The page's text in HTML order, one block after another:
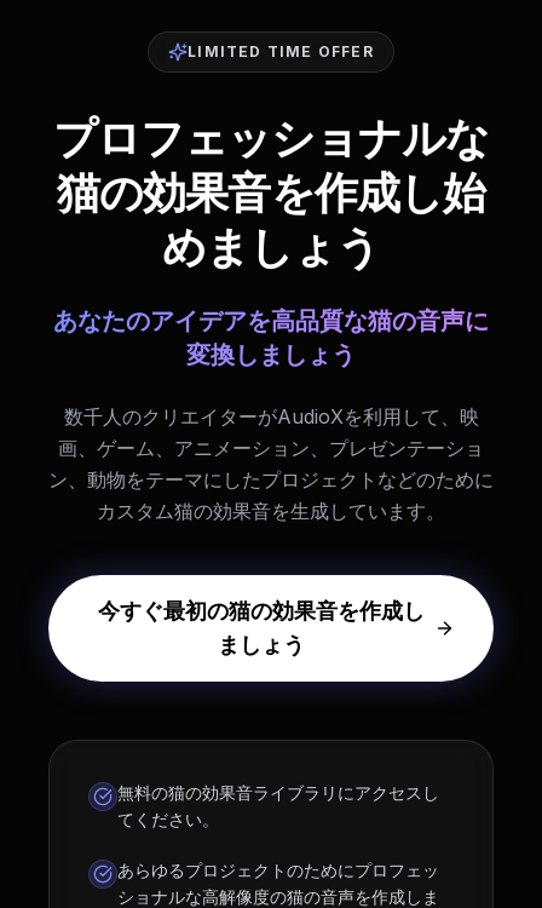
LIMITED TIME OFFER
プロフェッショナルな
猫の効果音を作成し始
めましょう
あなたのアイデアを高品質な猫の音声に
変換しましょう
数千人のクリエイターがAudioXを利用して、映
画、ゲーム、アニメーション、プレゼンテーショ
ン、動物をテーマにしたプロジェクトなどのために
カスタム猫の効果音を生成しています。
今すぐ最初の猫の効果音を作成し
ましょう
無料の猫の効果音ライブラリにアクセスし
てください。
あらゆるプロジェクトのためにプロフェッ
ショナルな高解像度の猫の音声を作成しま